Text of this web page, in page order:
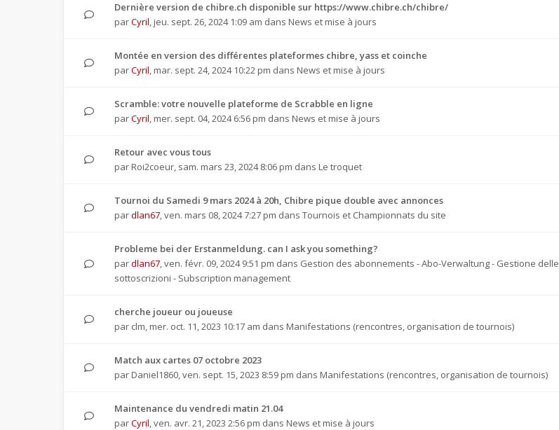
Dernière version de chibre.ch disponible sur https://www.chibre.ch/chibre/
parCyril, jeu. sept. 26, 2024 1:09 am dans News et mise à jours
Montée en version des différentes plateformes chibre, yass et coinche
parCyril, mar. sept. 24, 2024 10:22 pm dans News et mise à jours
Scramble: votre nouvelle plateforme de Scrabble en ligne
parCyril, mer. sept. 04, 2024 6:56 pm dans News et mise à jours
Retour avec vous tous
par Roi2coeur, sam. mars 23, 2024 8:06 pm dans Le troquet
Tournoi du Samedi 9 mars 2024 à 20h, Chibre pique double avec annonces
pardlan67,ven. mars 08, 2024 7:27 pm dans Tournois et Championnats du site
Probleme bei der Erstanmeldung. can I ask you something?
pardlan67,ven. févr. 09, 2024 9:51 pm dans Gestion des abonnements - Abo-Verwaltung - Gestione delle
sottoscrizioni - Subscription management
cherche joueur ou joueuse
par clm, mer. oct. 11, 2023 10:17 am dans Manifestations (rencontres, organisation de tournois)
Match aux cartes 07 octobre 2023
par Daniel1860,ven. sept. 15, 2023 8:59 pm dans Manifestations (rencontres, organisation de tournois)
Maintenance du vendredi matin 21.04
parCyril,ven. avr. 21, 2023 2:56 pm dans News et mise à jours